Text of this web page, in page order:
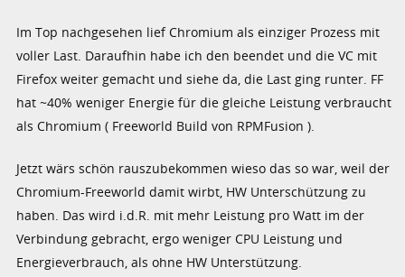
Im Top nachgesehen lief Chromium als einziger Prozess mit
voller Last. Daraufhin habe ich den beendet und die VC mit
Firefox weiter gemacht und siehe da, die Last ging runter. FF
hat ~40% weniger Energie für die gleiche Leistung verbraucht
als Chromium ( Freeworld Build von RPMFusion ).
Jetzt wärs schön rauszubekommen wieso das so war, weil der
Chromium-Freeworld damit wirbt, HW Unterschützung zu
haben. Das wird i.d.R. mit mehr Leistung pro Watt im der
Verbindung gebracht, ergo weniger CPU Leistung und
Energieverbrauch, als ohne HW Unterstützung.